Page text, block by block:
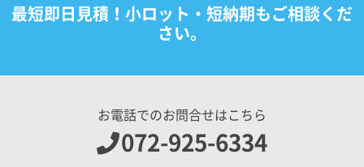
最短即日見積！小ロット・短納期もご相談くだ
さい。
お電話でのお問合せはこちら
072-925-6334